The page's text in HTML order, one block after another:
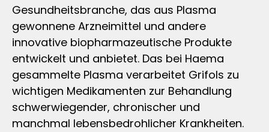
Gesundheitsbranche, das aus Plasma
gewonnene Arzneimittel und andere
innovative biopharmazeutische Produkte
entwickelt und anbietet. Das bei Haema
gesammelte Plasma verarbeitet Grifols zu
wichtigen Medikamenten zur Behandlung
schwerwiegender, chronischer und
manchmal lebensbedrohlicher Krankheiten.